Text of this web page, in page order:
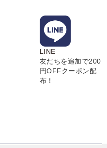
LINE
友だちを追加で200
円OFFクーポン配
布！